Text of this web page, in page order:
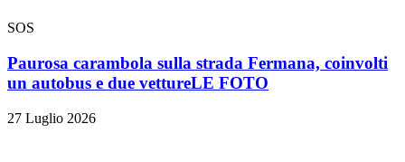
SOS
Paurosa carambola sulla strada Fermana, coinvolti
un autobus e due vettureLE FOTO
27 Luglio 2026